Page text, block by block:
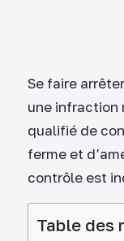
Se faire
une infraction
qualifié de
ferme et
contrôle est
Table des